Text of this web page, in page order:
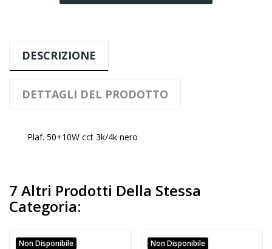
DESCRIZIONE
DETTAGLI DEL PRODOTTO
Plaf. 50+10W cct 3k/4k nero
7 Altri Prodotti Della Stessa
Categoria:
Non Disponibile Non Disponibile